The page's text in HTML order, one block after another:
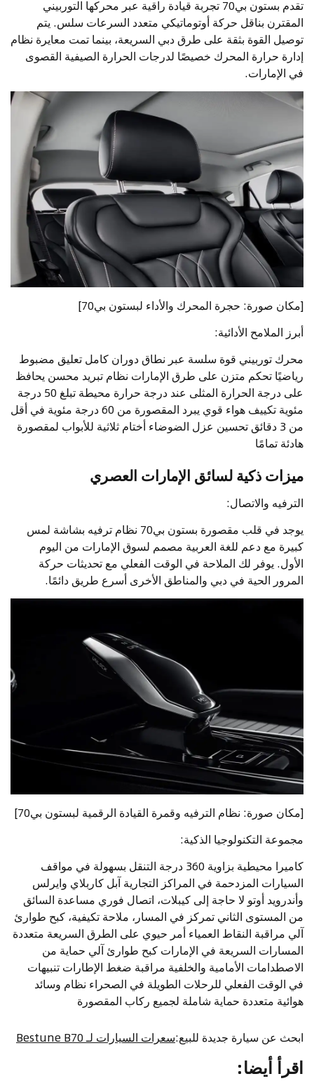
تقدم بستون بي70 تجربة قيادة راقية عبر محركها التوربيني
المقترن بناقل حركة أوتوماتيكي متعدد السرعات سلس. يتم
توصيل القوة بثقة على طرق دبي السريعة، بينما تمت معايرة نظام
إدارة حرارة المحرك خصيصًا لدرجات الحرارة الصيفية القصوى
في الإمارات.
[مكان صورة: حجرة المحرك والأداء لبستون بي70]
أبرز الملامح الأدائية:
محرك توربيني قوة سلسة عبر نطاق دوران كامل تعليق مضبوط
رياضيًا تحكم متزن على طرق الإمارات نظام تبريد محسن يحافظ
على درجة الحرارة المثلى عند درجة حرارة محيطة تبلغ 50 درجة
مئوية تكييف هواء قوي يبرد المقصورة من 60 درجة مئوية في أقل
من 3 دقائق تحسين عزل الضوضاء أختام ثلاثية للأبواب لمقصورة
هادئة تمامًا
ميزات ذكية لسائق الإمارات العصري
الترفيه والاتصال:
يوجد في قلب مقصورة بستون بي70 نظام ترفيه بشاشة لمس
كبيرة مع دعم للغة العربية مصمم لسوق الإمارات من اليوم
الأول. يوفر لك الملاحة في الوقت الفعلي مع تحديثات حركة
المرور الحية في دبي والمناطق الأخرى أسرع طريق دائمًا.
[مكان صورة: نظام الترفيه وقمرة القيادة الرقمية لبستون بي70]
مجموعة التكنولوجيا الذكية:
كاميرا محيطية بزاوية 360 درجة التنقل بسهولة في مواقف
السيارات المزدحمة في المراكز التجارية آبل كاربلاي وايرلس
وأندرويد أوتو لا حاجة إلى كيبلات، اتصال فوري مساعدة السائق
من المستوى الثاني تمركز في المسار، ملاحة تكيفية، كبح طوارئ
آلي مراقبة النقاط العمياء أمر حيوي على الطرق السريعة متعددة
المسارات السريعة في الإمارات كبح طوارئ آلي حماية من
الاصطدامات الأمامية والخلفية مراقبة ضغط الإطارات تنبيهات
في الوقت الفعلي للرحلات الطويلة في الصحراء نظام وسائد
هوائية متعددة حماية شاملة لجميع ركاب المقصورة
ابحث عن سيارة جديدة للبيع:سعرات السيارات لـ Bestune B70
اقرأ أيضا: